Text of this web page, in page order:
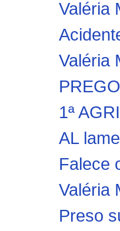
Valéria
Valéria
1ª
AL
Falece
Valéria
Preso